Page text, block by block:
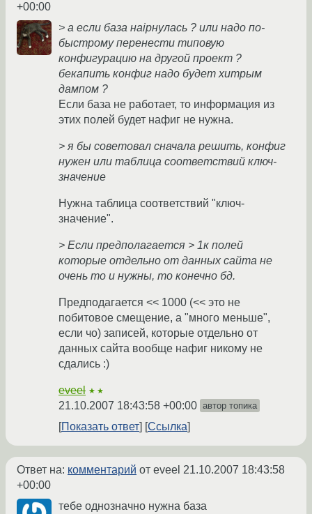
+00:00
> а если база наipнулась ? или надо по-
быстрому перенести типовую
конфигурацию на другой проект ?
бекапить конфиг надо будет хитрым
дампом ?
Если база не работает, то информация из
этих полей будет нафиг не нужна.
> я бы советовал сначала решить, конфиг
нужен или таблица соответствий ключ-
значение
Нужна таблица соответствий "ключ-
значение".
> Если предполагается > 1к полей
которые отдельно от данных сайта не
очень то и нужны, то конечно бд.
Предподагается << 1000 (<< это не
побитовое смещение, а "много меньше",
если чо) записей, которые отдельно от
данных сайта вообще нафиг никому не
сдались :)
eveel ★★
21.10.2007 18:43:58 +00:00 автор топика
Показать ответ Ссылка
Ответ на: комментарий от eveel 21.10.2007 18:43:58
+00:00
тебе однозначно нужна база